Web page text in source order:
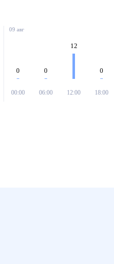
09 авг
0
00:00
0
06:00
12
12:00
0
18:00